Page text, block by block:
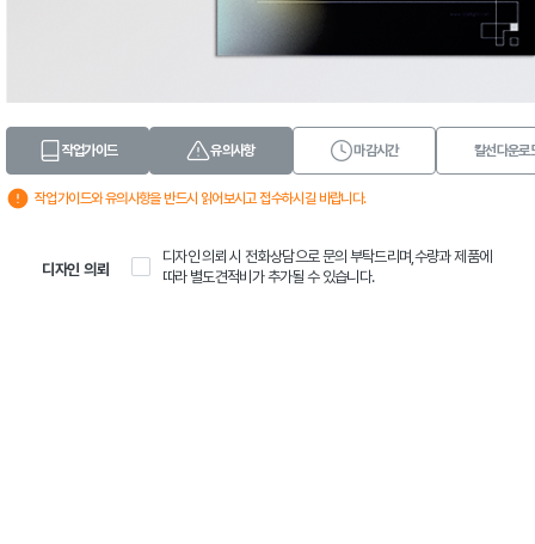
작업가이드 유의사항 마감시간 칼선다운로
작업가이드와 유의사항을 반드시 읽어보시고 접수하시길 바랍니다.
디자인 의뢰
디자인 의뢰 시 전화상담으로 문의 부탁드리며,수량과 제품에
따라 별도견적비가 추가될 수 있습니다.